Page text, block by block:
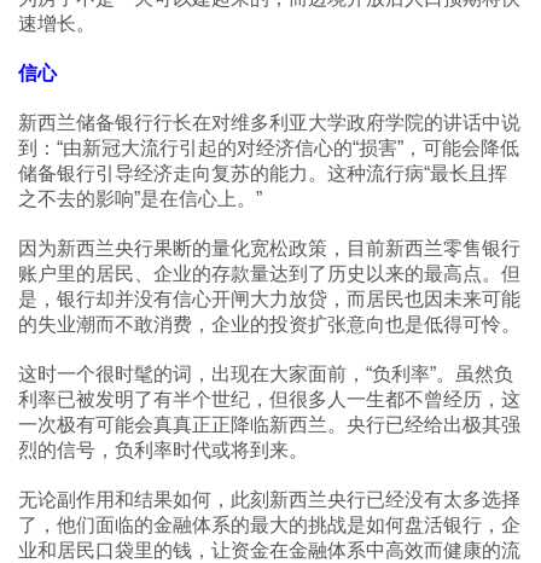
速增长。
信心
新西兰储备银行行长在对维多利亚大学政府学院的讲话中说
到：“由新冠大流行引起的对经济信心的“损害”，可能会降低
储备银行引导经济走向复苏的能力。这种流行病“最长且挥
之不去的影响”是在信心上。”
因为新西兰央行果断的量化宽松政策，目前新西兰零售银行
账户里的居民、企业的存款量达到了历史以来的最高点。但
是，银行却并没有信心开闸大力放贷，而居民也因未来可能
的失业潮而不敢消费，企业的投资扩张意向也是低得可怜。
这时一个很时髦的词，出现在大家面前，“负利率”。虽然负
利率已被发明了有半个世纪，但很多人一生都不曾经历，这
一次极有可能会真真正正降临新西兰。央行已经给出极其强
烈的信号，负利率时代或将到来。
无论副作用和结果如何，此刻新西兰央行已经没有太多选择
了，他们面临的金融体系的最大的挑战是如何盘活银行，企
业和居民口袋里的钱，让资金在金融体系中高效而健康的流